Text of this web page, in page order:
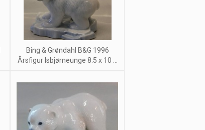
Bing & Grøndahl B&G 1996
Årsfigur Isbjørneunge 8.5 x 10 ...